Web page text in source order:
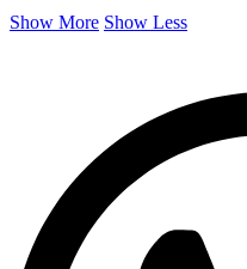
Show More Show Less